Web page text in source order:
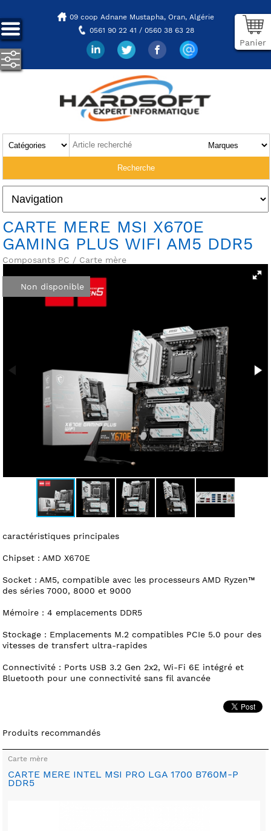
09 coop Adnane Mustapha, Oran, Algérie
0561 90 22 41 / 0560 38 63 28
Panier
CARTE MERE MSI X670E
GAMING PLUS WIFI AM5 DDR5
Composants PC / Carte mère
Non disponible
caractéristiques principales
Chipset : AMD X670E
Socket : AM5, compatible avec les processeurs AMD Ryzen™
des séries 7000, 8000 et 9000
Mémoire : 4 emplacements DDR5
Stockage : Emplacements M.2 compatibles PCIe 5.0 pour des
vitesses de transfert ultra-rapides
Connectivité : Ports USB 3.2 Gen 2x2, Wi-Fi 6E intégré et
Bluetooth pour une connectivité sans fil avancée
Produits recommandés
Carte mère
CARTE MERE INTEL MSI PRO LGA 1700 B760M-P
DDR5